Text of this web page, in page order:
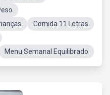
Comida 11 Letras
Menu Semanal Equilibrado